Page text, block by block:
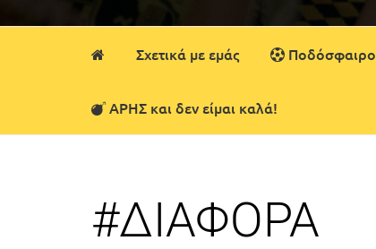
Σχετικά με εμάς Ποδόσφαιρο
ΑΡΗΣ και δεν είμαι καλά!
#ΔΙΑΦΟΡΑ